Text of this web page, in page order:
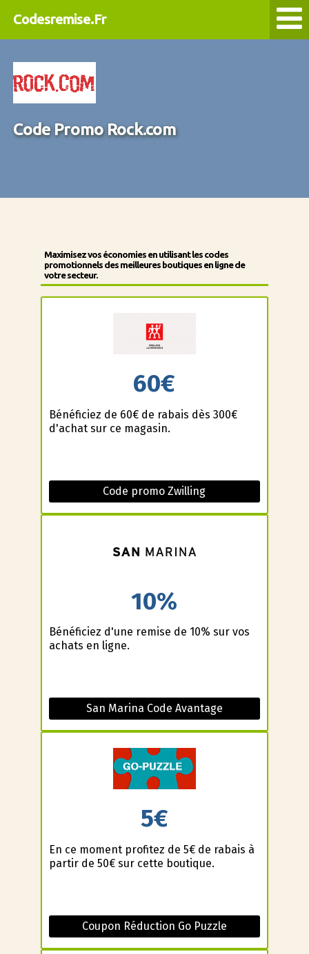
Codesremise.Fr
Code Promo Rock.com
Maximisez vos économies en utilisant les codes
promotionnels des meilleures boutiques en ligne de
votre secteur.
60€
Bénéficiez de 60€ de rabais dès 300€
d'achat sur ce magasin.
Code promo Zwilling
10%
Bénéficiez d'une remise de 10% sur vos
achats en ligne.
San Marina Code Avantage
5€
En ce moment profitez de 5€ de rabais à
partir de 50€ sur cette boutique.
Coupon Réduction Go Puzzle